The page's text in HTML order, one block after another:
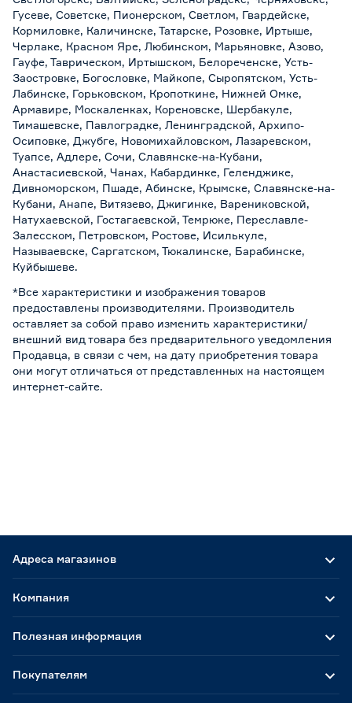
Гусеве, Советске, Пионерском, Светлом, Гвардейске,
Кормиловке, Каличинске, Татарске, Розовке, Иртыше,
Черлаке, Красном Яре, Любинском, Марьяновке, Азово,
Гауфе, Таврическом, Иртышском, Белореченске, Усть-
Заостровке, Богословке, Майкопе, Сыропятском, Усть-
Лабинске, Горьковском, Кропоткине, Нижней Омке,
Армавире, Москаленках, Кореновске, Шербакуле,
Тимашевске, Павлоградке, Ленинградской, Архипо-
Осиповке, Джубге, Новомихайловском, Лазаревском,
Туапсе, Адлере, Сочи, Славянске-на-Кубани,
Анастасиевской, Чанах, Кабардинке, Геленджике,
Дивноморском, Пшаде, Абинске, Крымске, Славянске-на-
Кубани, Анапе, Витязево, Джигинке, Варениковской,
Натухаевской, Гостагаевской, Темрюке, Переславле-
Залесском, Петровском, Ростове, Исилькуле,
Называевске, Саргатском, Тюкалинске, Барабинске,
Куйбышеве.
*Все характеристики и изображения товаров
предоставлены производителями. Производитель
оставляет за собой право изменить характеристики/
внешний вид товара без предварительного уведомления
Продавца, в связи с чем, на дату приобретения товара
они могут отличаться от представленных на настоящем
интернет-сайте.
Адреса магазинов
Компания
Полезная информация
Покупателям